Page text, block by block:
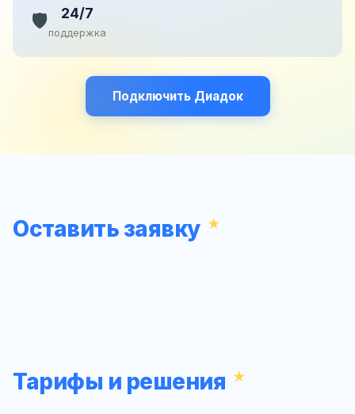
🛡️ 24/7
поддержка
Подключить Диадок
Оставить заявку
Тарифы и решения